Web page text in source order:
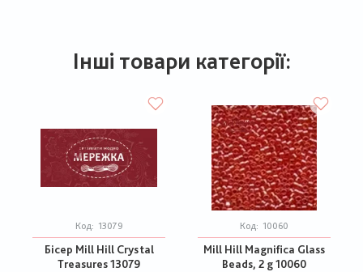
Інші товари категорії:
Код: 13079
Бісер Mill Hill Crystal
Treasures 13079
Код: 10060
Mill Hill Magnifica Glass
Beads, 2 g 10060